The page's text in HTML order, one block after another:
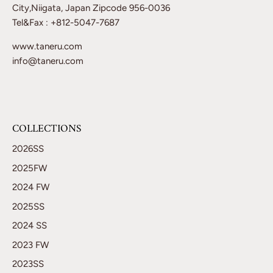
City,Niigata, Japan Zipcode 956-0036
Tel&Fax : +812-5047-7687
www.taneru.com
info@taneru.com
COLLECTIONS
2026SS
2025FW
2024 FW
2025SS
2024 SS
2023 FW
2023SS